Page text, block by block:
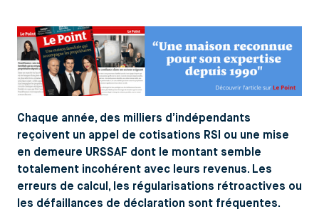
Chaque année, des milliers d’indépendants
reçoivent un appel de cotisations RSI ou une mise
en demeure URSSAF dont le montant semble
totalement incohérent avec leurs revenus. Les
erreurs de calcul, les régularisations rétroactives ou
les défaillances de déclaration sont fréquentes.